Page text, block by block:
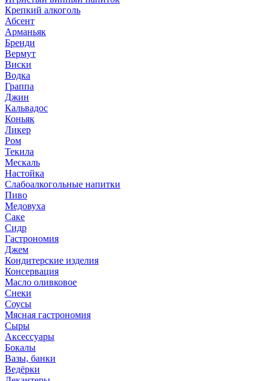
Крепкий алкоголь
Абсент
Арманьяк
Бренди
Вермут
Виски
Водка
Граппа
Джин
Кальвадос
Коньяк
Ликер
Ром
Текила
Мескаль
Настойка
Слабоалкогольные напитки
Пиво
Медовуха
Саке
Сидр
Гастрономия
Джем
Кондитерские изделия
Консервация
Масло оливковое
Снеки
Соусы
Мясная гастрономия
Сыры
Аксессуары
Бокалы
Вазы, банки
Ведёрки